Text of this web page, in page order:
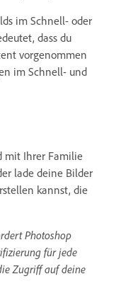
im Schnell- oder
dass du
vorgenommen
im Schnell- und
mit Ihrer Familie
lade deine Bilder
kannst, die
Photoshop
für jede
Zugriff auf deine